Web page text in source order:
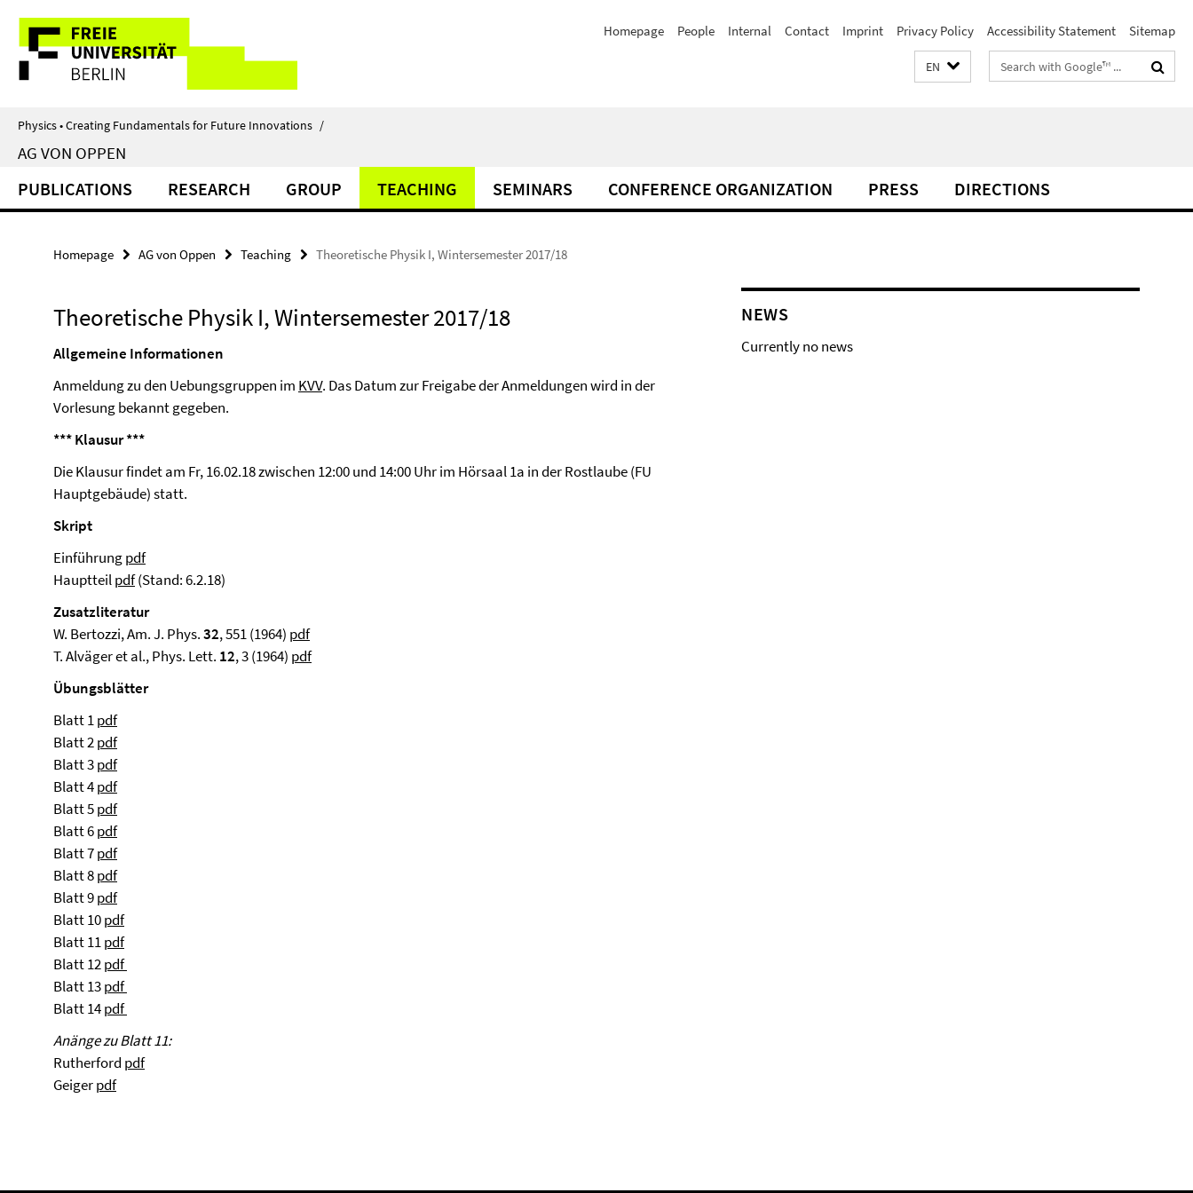
direkt
Inhalt
Service
Navigation
Homepage People Internal Contact Imprint Privacy Policy Accessibility Statement Sitemap
EN
Search
terms
Physics • Creating Fundamentals for Future Innovations /
AG VON OPPEN
PUBLICATIONS RESEARCH GROUP TEACHING SEMINARS CONFERENCE ORGANIZATION PRESS DIRECTIONS
Homepage AG von Oppen Teaching Theoretische Physik I, Wintersemester 2017/18
Theoretische Physik I, Wintersemester 2017/18
Allgemeine Informationen
Anmeldung zu den Uebungsgruppen im KVV. Das Datum zur Freigabe der Anmeldungen wird in der
Vorlesung bekannt gegeben.
*** Klausur ***
Die Klausur findet am Fr, 16.02.18 zwischen 12:00 und 14:00 Uhr im Hörsaal 1a in der Rostlaube (FU
Hauptgebäude) statt.
Skript
Einführungpdf
Hauptteilpdf(Stand: 6.2.18)
Zusatzliteratur
W. Bertozzi, Am. J. Phys.32, 551 (1964) pdf
T. Alväger et al., Phys. Lett. 12, 3 (1964) pdf
Übungsblätter
Blatt 1pdf
Blatt 2pdf
Blatt 3pdf
Blatt 4pdf
Blatt 5pdf
Blatt 6pdf
Blatt 7pdf
Blatt 8pdf
Blatt 9pdf
Blatt 10pdf
Blatt 11pdf
Blatt 12pdf
Blatt 13pdf
Blatt 14pdf
Anänge zu Blatt 11:
Rutherford pdf
Geigerpdf
NEWS
Currently no news